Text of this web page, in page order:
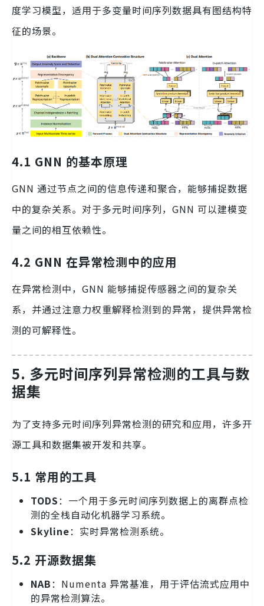
度学习模型，适用于多变量时间序列数据具有图结构特
征的场景。
4.1 GNN 的基本原理
GNN 通过节点之间的信息传递和聚合，能够捕捉数据
中的复杂关系。对于多元时间序列，GNN 可以建模变
量之间的相互依赖性。
4.2 GNN 在异常检测中的应用
在异常检测中，GNN 能够捕捉传感器之间的复杂关
系，并通过注意力权重解释检测到的异常，提供异常检
测的可解释性。
5. 多元时间序列异常检测的工具与数
据集
为了支持多元时间序列异常检测的研究和应用，许多开
源工具和数据集被开发和共享。
5.1 常用的工具
TODS：一个用于多元时间序列数据上的离群点检
测的全栈自动化机器学习系统。
Skyline：实时异常检测系统。
5.2 开源数据集
NAB：Numenta 异常基准，用于评估流式应用中
的异常检测算法。